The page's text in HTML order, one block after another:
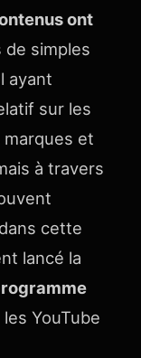
ont
de simples
ayant
sur les
et
à travers
cette
lancé la
YouTube